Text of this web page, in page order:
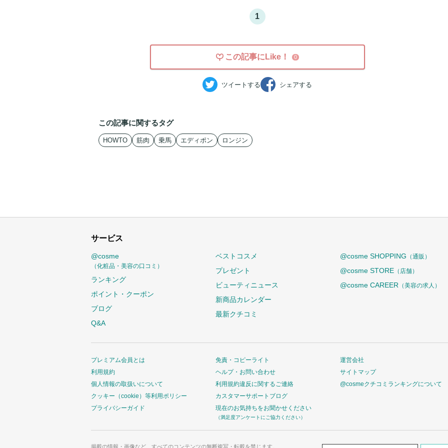
1
この記事にLike！ 0
ツイート する シェアする
この記事に関するタグ
HOWTO 筋肉 乗馬 エディポン ロンジン
サービス
@cosme
（化粧品・美容の口コミ）
ランキング
ポイント・クーポン
ブログ
Q&A
ベストコスメ
プレゼント
ビューティニュース
新商品カレンダー
最新クチコミ
@cosme SHOPPING （通販）
@cosme STORE （店舗）
@cosme CAREER （美容の求人）
プレミアム会員とは
利用規約
個人情報の取扱いについて
クッキー（cookie）等利用ポリシー
プライバシーガイド
免責・コピーライト
ヘルプ・お問い合わせ
利用規約違反に関するご連絡
カスタマーサポートブログ
現在のお気持ちをお聞かせください
（満足度アンケートにご協力ください）
運営会社
サイトマップ
@cosmeクチコミランキングについて
掲載の情報・画像など、すべてのコンテンツの無断複写・転載を禁じます。